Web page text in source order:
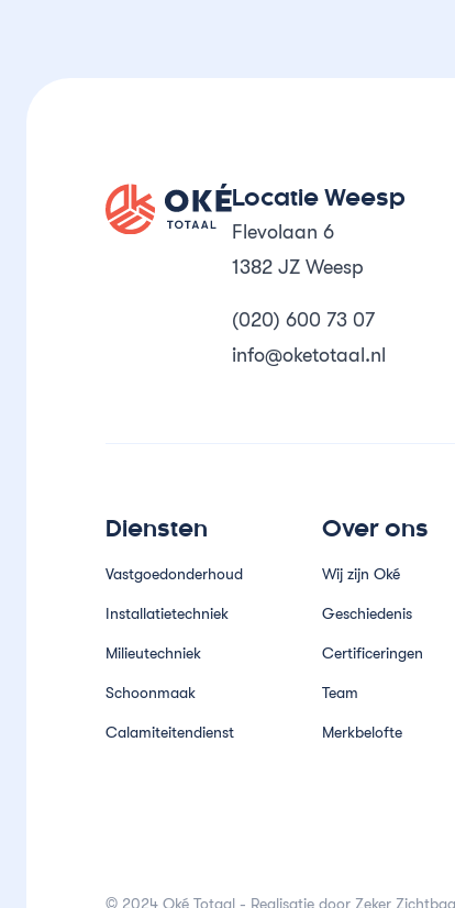
Oké Totaal
Locatie Weesp
Flevolaan 6
1382 JZ Weesp
(020) 600 73 07
info@oketotaal.nl
Diensten
Vastgoedonderhoud
Installatietechniek
Milieutechniek
Schoonmaak
Calamiteitendienst
Over ons
Wij zijn Oké
Geschiedenis
Certificeringen
Team
Merkbelofte
© 2024 Oké Totaal - Realisatie door Zeker